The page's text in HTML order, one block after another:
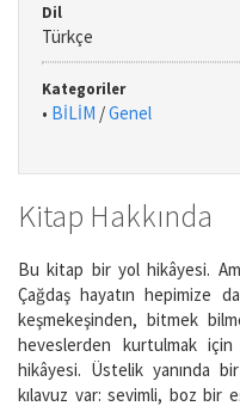
Dil
Türkçe
Kategoriler
• BİLİM /Genel
Kitap Hakkında
Bu kitap bir yol hikâyesi.
Çağdaş hayatın hepimize
keşmekeşinden, bitmek
heveslerden kurtulmak
hikâyesi. Üstelik yanında
kılavuz var: sevimli, boz bir